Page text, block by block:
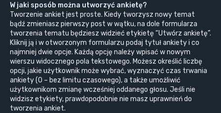
W jaki sposób można utworzyć ankietę?
Tworzenie ankiet jest proste. Kiedy tworzysz nowy temat
bądź zmieniasz pierwszy post w wątku, na dole formularza
tworzenia tematu będziesz widzieć etykietę “Utwórz ankietę”.
Kliknij ją i w otworzonym formularzu podaj tytuł ankiety i co
najmniej dwie opcje. Każdą opcję należy wpisać w nowym
wierszu widocznego pola tekstowego. Możesz określić liczbę
opcji, jakie użytkownik może wybrać, wyznaczyć czas trwania
ankiety (0 – bez limitu czasowego), a także umożliwić
użytkownikom zmianę wcześniej oddanego głosu. Jeśli nie
widzisz etykiety, prawdopodobnie nie masz uprawnień do
tworzenia ankiet.